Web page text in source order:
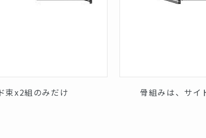
束x2組のみだけ 骨組みは、サイ